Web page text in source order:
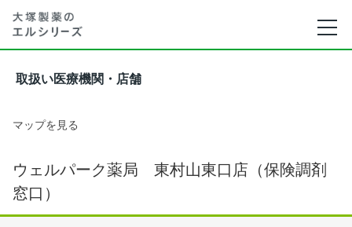
取扱い医療機関・店舗
マップを見る
ウェルパーク薬局 東村山東口店（保険調剤
窓口）